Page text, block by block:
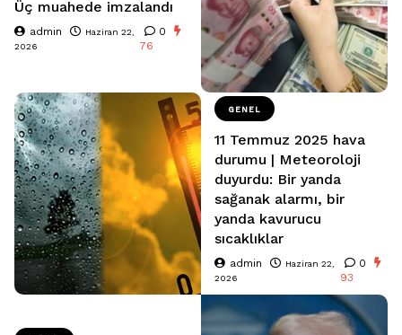
Üç muahede imzalandı
admin
Haziran 22,
2026
0
76
GENEL
11 Temmuz 2025 hava
durumu | Meteoroloji
duyurdu: Bir yanda
sağanak alarmı, bir
yanda kavurucu
sıcaklıklar
admin
Haziran 22,
2026
0
93